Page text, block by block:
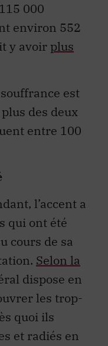
000
environ 552
y avoir plus
est
des deux
entre 100
l’accent a
qui ont été
cours de sa
Selon la
dispose en
les trop-
quoi ils
et radiés en